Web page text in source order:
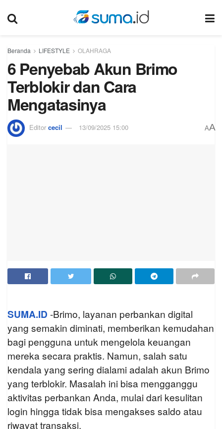
Beranda LIFESTYLE OLAHRAGA
6 Penyebab Akun Brimo
Terblokir dan Cara
Mengatasinya
Editor cecil 13/09/2025 15:00 AA
SUMA.ID -Brimo, layanan perbankan digital
yang semakin diminati, memberikan kemudahan
bagi pengguna untuk mengelola keuangan
mereka secara praktis. Namun, salah satu
kendala yang sering dialami adalah akun Brimo
yang terblokir. Masalah ini bisa mengganggu
aktivitas perbankan Anda, mulai dari kesulitan
login hingga tidak bisa mengakses saldo atau
riwayat transaksi.